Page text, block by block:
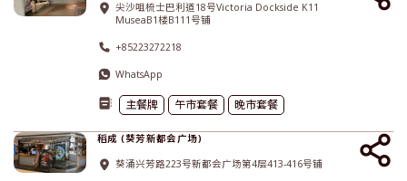
尖沙咀梳士巴利道18号Victoria Dockside K11
MuseaB1楼B111号铺
+85223272218
WhatsApp
主餐牌 午市套餐 晚市套餐
稻成 (葵芳新都会广场)
葵涌兴芳路223号新都会广场第4层413-416号铺